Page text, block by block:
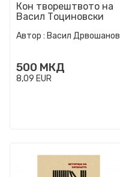
Кон творештвото на
Васил Тоциновски
Автор : Васил Дрвошанов
500 МКД
8,09 EUR